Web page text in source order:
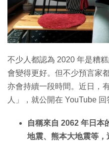
不少人都認為 2020 年是糟
會變得更好。但不少預言家
亦會持續一段時間。近日，
人」，就公開在 YouTube
自稱來自 2062 年日本
地震、熊本大地震等